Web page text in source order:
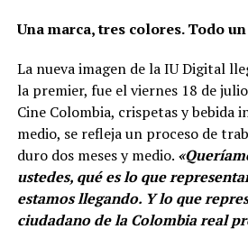
Una marca, tres colores. Todo
La nueva imagen de la IU Digital
la premier, fue el viernes 18 de
Cine Colombia, crispetas y bebida
medio, se refleja un proceso de
duro dos meses y medio.
ustedes, qué es lo que
estamos llegando. Y lo que
ciudadano de la Colombia real